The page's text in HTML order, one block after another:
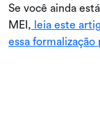
Se você ainda
MEI, leia este
essa formalização